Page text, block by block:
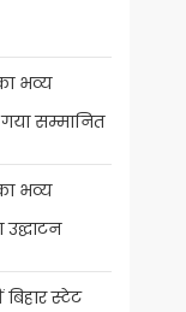
भव्य
सम्मानित
भव्य
स्टेट